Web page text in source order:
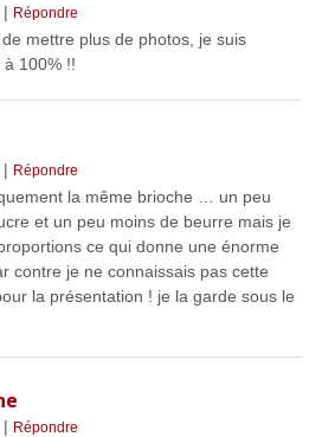
| Répondre
mettre plus de photos, je suis
100% !!
| Répondre
la même brioche … un peu
et un peu moins de beurre mais je
ce qui donne une énorme
contre je ne connaissais pas cette
la présentation ! je la garde sous le
| Répondre